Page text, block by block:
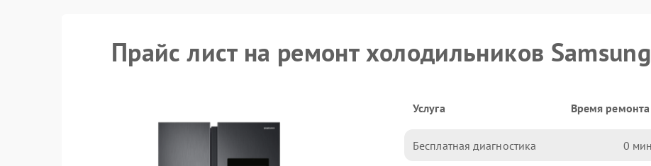
Прайс лист на ремонт холодильников Samsung
Услуга Время ремонта
Бесплатная диагностика 0